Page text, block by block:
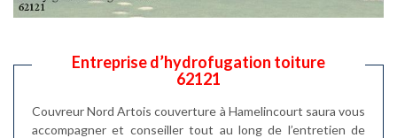
Entreprise d’hydrofugation toiture
62121
Couvreur Nord Artois couverture à Hamelincourt saura vous
accompagner et conseiller tout au long de l’entretien de